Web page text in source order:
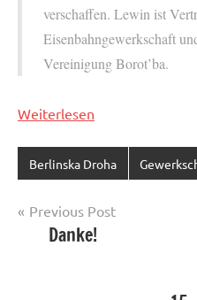
verschaffen. Lewin ist
Eisenbahngewerkschaft
Vereinigung Borot’ba.
Weiterlesen
Berlinska Droha
Post
navigation
Previous Post
Danke!